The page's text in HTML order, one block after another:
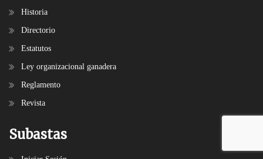
Historia
Directorio
Estatutos
Ley organizacional ganadera
Reglamento
Revista
Subastas